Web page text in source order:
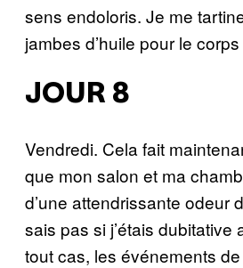
sens endoloris. Je me
jambes d’huile pour le
JOUR 8
Vendredi. Cela fait
que mon salon et ma
d’une attendrissante odeur
sais pas si j’étais dubitative
tout cas, les événements